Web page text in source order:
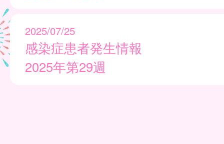
2025/07/25
感染症患者発生情報
2025年第29週